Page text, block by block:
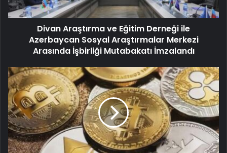
Divan Araştırma ve Eğitim Derneği ile
Azerbaycan Sosyal Araştırmalar Merkezi
Arasında İşbirliği Mutabakatı İmzalandı